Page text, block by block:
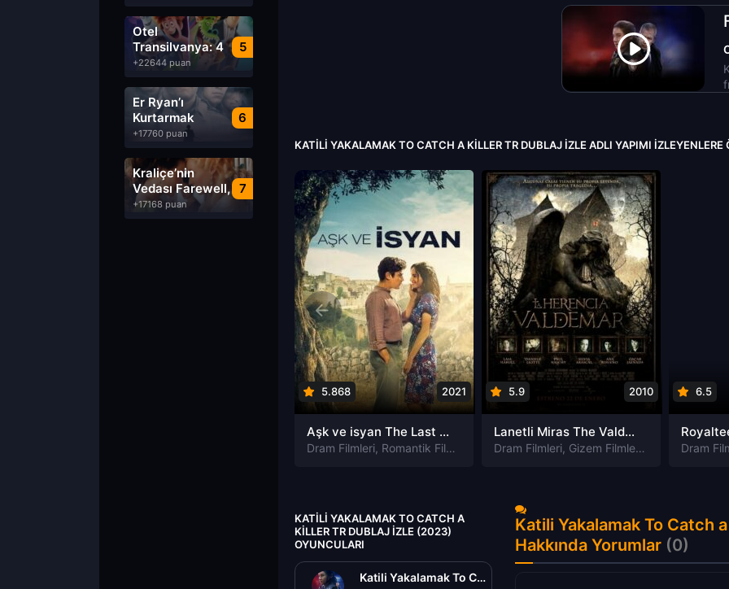
5
Otel
Transilvanya: 4
Transformanya
izle
+22644 puan
6
Er Ryan’ı
Kurtarmak
Saving Private
Ryan Türkçe
Dublaj izle
+17760 puan
7
Kraliçe’nin
Vedası Farewell,
My Queen izle
+17168 puan
KATILI YAKALAMAK TO CATCH A KILLER TR DUBLAJ IZLE ADLI YAPIMI İZLEYENLERE
5.868 2021
Aşk ve isyan The Last Parasido izle
Dram Filmleri, Romantik Filmleri
5.9 2010
Lanetli Miras The Valdemar Legacy izle
Dram Filmleri, Gizem Filmleri , Korku Filmleri
6.5
Dram
KATILI YAKALAMAK TO CATCH A
KILLER TR DUBLAJ IZLE (2023)
OYUNCULARI
Katili Yakalamak To Catch a Killer Tr Dublaj izle (2023)
Katili Yakalamak To Catch
Hakkında Yorumlar (0)